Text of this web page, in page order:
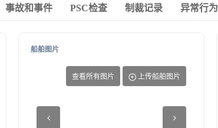
事故和事件 PSC检查 制裁记录 异常行为
船舶图片
查看所有图片 上传船舶图片